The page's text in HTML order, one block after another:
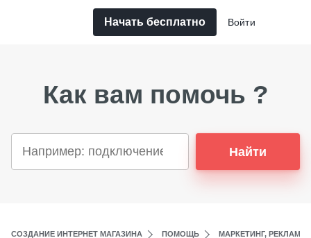
Начать бесплатно Войти
Как вам помочь ?
Найти
СОЗДАНИЕ ИНТЕРНЕТ МАГАЗИНА ПОМОЩЬ МАРКЕТИНГ, РЕКЛАМА,